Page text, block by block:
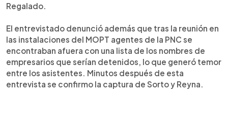
Regalado.
El entrevistado denunció además que tras la reunión en
las instalaciones del MOPT agentes de la PNC se
encontraban afuera con una lista de los nombres de
empresarios que serían detenidos, lo que generó temor
entre los asistentes. Minutos después de esta
entrevista se confirmo la captura de Sorto y Reyna.